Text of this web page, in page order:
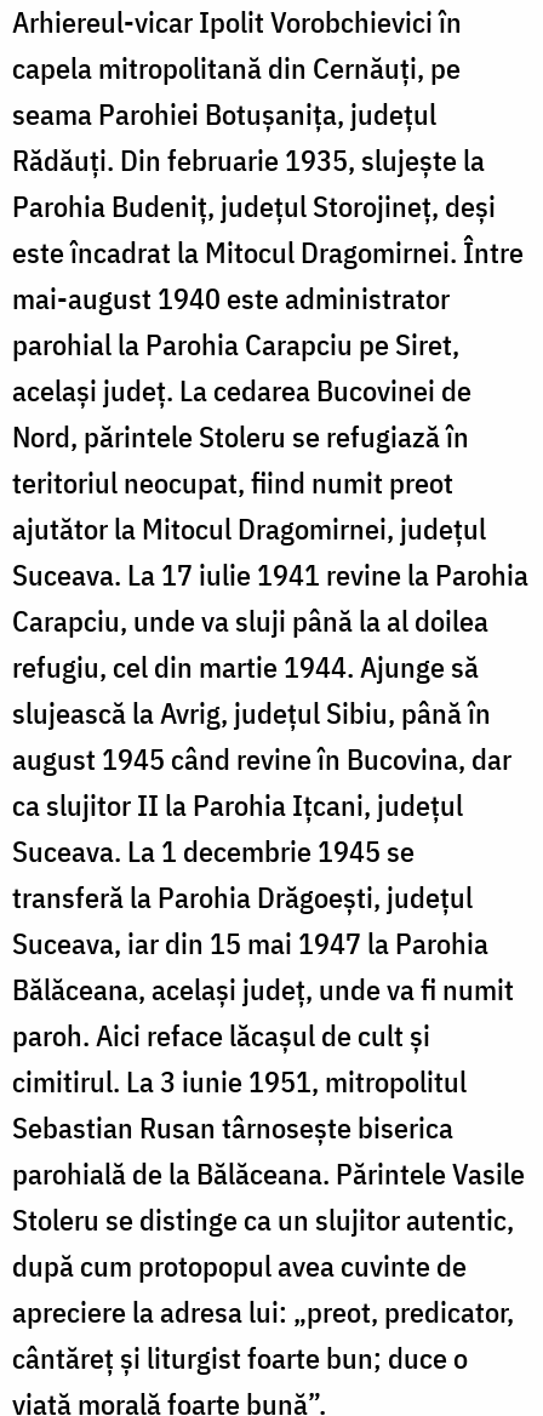
Arhiereul-vicar Ipolit Vorobchievici în
capela mitropolitană din Cernăuți, pe
seama Parohiei Botușanița, județul
Rădăuți. Din februarie 1935, slujește la
Parohia Budeniț, județul Storojineț, deși
este încadrat la Mitocul Dragomirnei. Între
mai-august 1940 este administrator
parohial la Parohia Carapciu pe Siret,
același județ. La cedarea Bucovinei de
Nord, părintele Stoleru se refugiază în
teritoriul neocupat, fiind numit preot
ajutător la Mitocul Dragomirnei, județul
Suceava. La 17 iulie 1941 revine la Parohia
Carapciu, unde va sluji până la al doilea
refugiu, cel din martie 1944. Ajunge să
slujească la Avrig, județul Sibiu, până în
august 1945 când revine în Bucovina, dar
ca slujitor II la Parohia Ițcani, județul
Suceava. La 1 decembrie 1945 se
transferă la Parohia Drăgoești, județul
Suceava, iar din 15 mai 1947 la Parohia
Bălăceana, același județ, unde va fi numit
paroh. Aici reface lăcașul de cult și
cimitirul. La 3 iunie 1951, mitropolitul
Sebastian Rusan târnosește biserica
parohială de la Bălăceana. Părintele Vasile
Stoleru se distinge ca un slujitor autentic,
după cum protopopul avea cuvinte de
apreciere la adresa lui: „preot, predicator,
cântăreț și liturgist foarte bun; duce o
viață morală foarte bună”.